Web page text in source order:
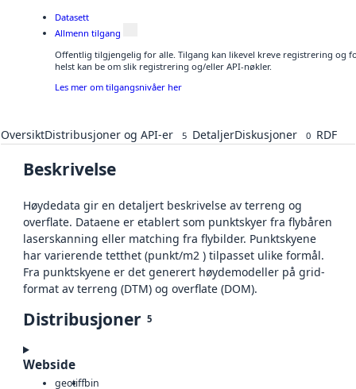
Datasett
Allmenn tilgang
Offentlig tilgjengelig for alle. Tilgang kan likevel kreve registrering og
helst kan be om slik registrering og/eller API-nøkler.
Les mer om tilgangsnivåer her
OversiktDistribusjoner og API-er 5 DetaljerDiskusjoner 0 RDF
Beskrivelse
Høydedata gir en detaljert beskrivelse av terreng og
overflate. Dataene er etablert som punktskyer fra flybåren
laserskanning eller matching fra flybilder. Punktskyene
har varierende tetthet (punkt/m2 ) tilpasset ulike formål.
Fra punktskyene er det generert høydemodeller på grid-
format av terreng (DTM) og overflate (DOM).
Distribusjoner 5
Webside
geotiffbin